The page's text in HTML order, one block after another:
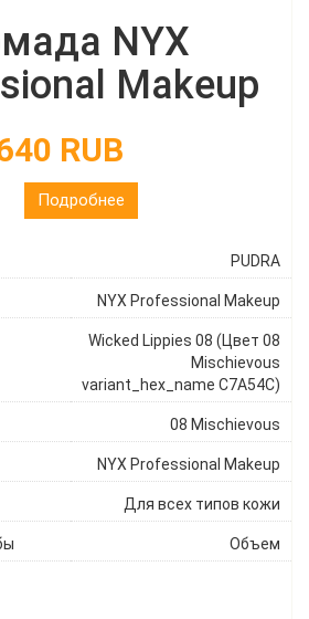
NYX
Makeup
RUB
Подробнее
PUDRA
NYX Professional Makeup
Wicked Lippies 08 (Цвет 08
Mischievous
variant_hex_name C7A54C)
08 Mischievous
NYX Professional Makeup
Для всех типов кожи
Объем